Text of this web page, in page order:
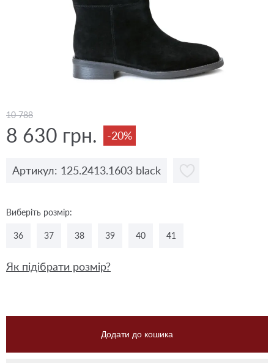
10 788
8 630 грн. -20%
Артикул: 125.2413.1603 black
Виберіть розмір:
36 37 38 39 40 41
Як підібрати розмір?
Додати до кошика